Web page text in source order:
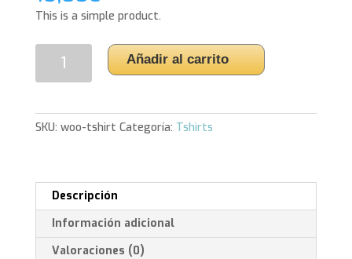
This is a simple product.
Añadir al carrito
SKU: woo-tshirt Categoría: Tshirts
Descripción
Información adicional
Valoraciones (0)